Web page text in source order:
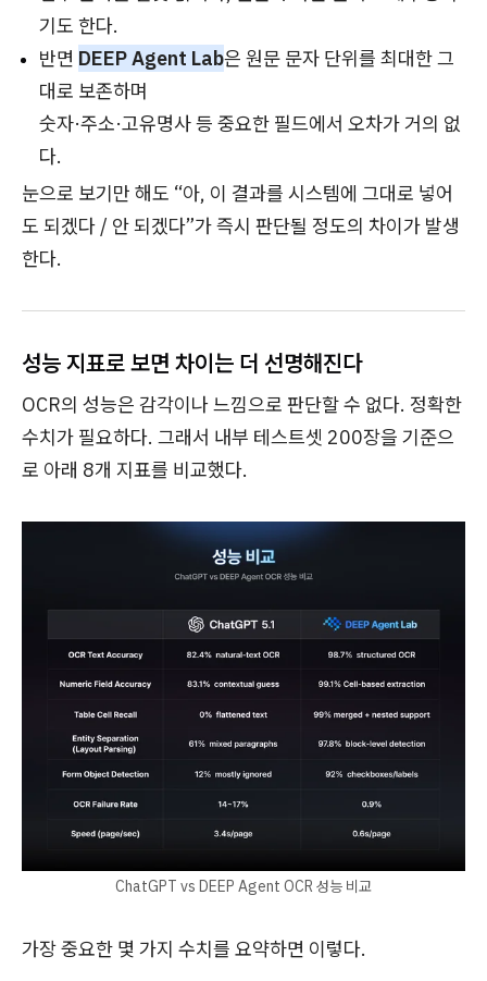
기도 한다.
반면 DEEP Agent Lab은 원문 문자 단위를 최대한 그
대로 보존하며
숫자·주소·고유명사 등 중요한 필드에서 오차가 거의 없
다.
눈으로 보기만 해도 “아, 이 결과를 시스템에 그대로 넣어
도 되겠다 / 안 되겠다”가 즉시 판단될 정도의 차이가 발생
한다.
성능 지표로 보면 차이는 더 선명해진다
OCR의 성능은 감각이나 느낌으로 판단할 수 없다. 정확한
수치가 필요하다. 그래서 내부 테스트셋 200장을 기준으
로 아래 8개 지표를 비교했다.
ChatGPT vs DEEP Agent OCR 성능 비교
가장 중요한 몇 가지 수치를 요약하면 이렇다.